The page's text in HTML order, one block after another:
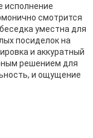
исполнение
смотрится
уместна для
посиделок на
и аккуратный
решением для
и ощущение